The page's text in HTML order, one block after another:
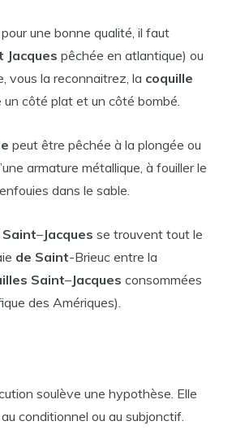
une bonne qualité, il faut
Jacques pêchée en atlantique) ou
vous la reconnaitrez, la coquille
côté plat et un côté bombé.
peut être pêchée à la plongée ou
armature métallique, à fouiller le
enfouies dans le sable.
Saint–Jacques se trouvent tout le
de Saint-Brieuc entre la
Saint–Jacques consommées
des Amériques).
soulève une hypothèse. Elle
conditionnel ou au subjonctif.